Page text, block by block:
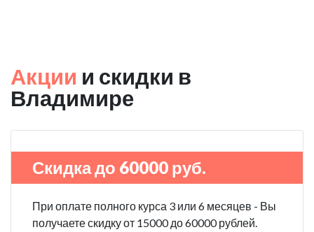
Акции и скидки в
Владимире
Скидка до 60000 руб.
При оплате полного курса 3 или 6 месяцев - Вы
получаете скидку от 15000 до 60000 рублей.